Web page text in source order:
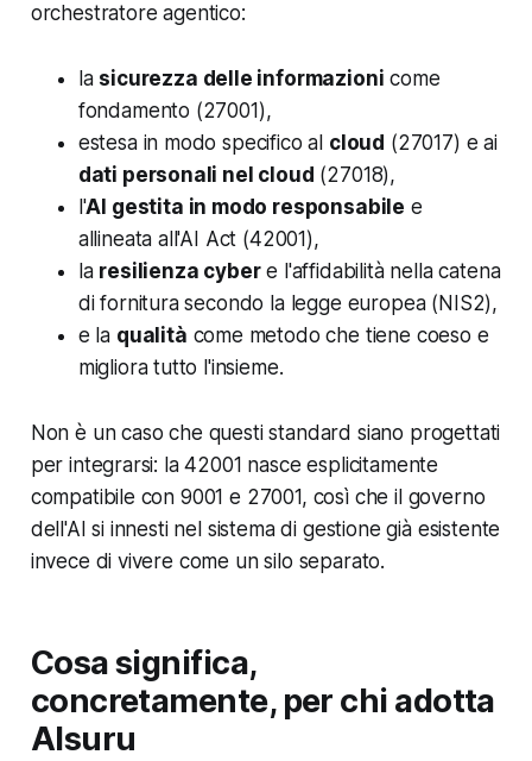
orchestratore agentico:
la sicurezza delle informazioni come
fondamento (27001),
estesa in modo specifico al cloud (27017) e ai
dati personali nel cloud (27018),
l'AI gestita in modo responsabile e
allineata all'AI Act (42001),
la resilienza cybere l'affidabilità nella catena
di fornitura secondo la legge europea (NIS2),
e la qualità come metodo che tiene coeso e
migliora tutto l'insieme.
Non è un caso che questi standard siano progettati
per integrarsi: la 42001 nasce esplicitamente
compatibile con 9001 e 27001, così che il governo
dell'AI si innesti nel sistema di gestione già esistente
invece di vivere come un silo separato.
Cosa significa,
concretamente, per chi adotta
AIsuru